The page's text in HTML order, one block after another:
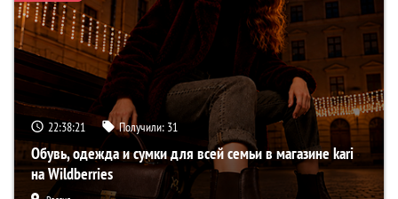
22:38:20 Получили: 31
Обувь, одежда и сумки для всей семьи в магазине kari
на Wildberries